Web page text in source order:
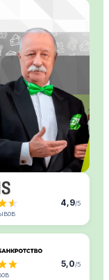
4,9/5
5,0/5